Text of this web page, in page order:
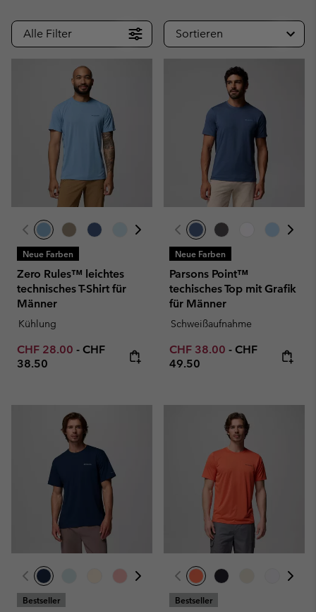
Alle Filter Sortieren
Neue Farben
Zero Rules™ leichtes
technisches T-Shirt für
Männer
Kühlung
Minimum sale price:
CHF 28.00 - Maximum price:
CHF
38.50
Neue Farben
Parsons Point™
techisches Top mit Grafik
für Männer
Schweißaufnahme
Minimum sale price:
CHF 38.00 - Maximum
CHF
49.50
Bestseller Bestseller